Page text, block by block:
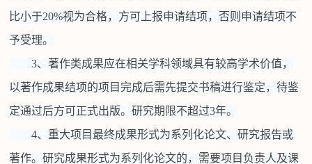
比小于20%视为合格，方可上报申请结项，否则申请结项不
予受理。
3、著作类成果应在相关学科领域具有较高学术价值，
以著作成果结项的项目完成后需先提交书稿进行鉴定，待鉴
定通过后方可正式出版。研究期限不超过3年。
4、重大项目最终成果形式为系列化论文、研究报告或
著作。研究成果形式为系列化论文的，需要项目负责人及课